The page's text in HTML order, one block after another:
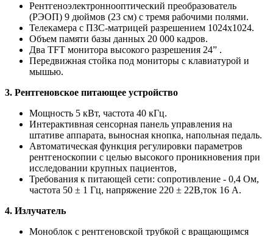
Рентгеноэлектроннооптический преобразователь
(РЭОП) 9 дюймов (23 см) с тремя рабочими полями.
Телекамера с ПЗС-матрицей разрешением 1024х1024.
Объем памяти базы данных 20 000 кадров.
Два TFT монитора высокого разрешения 24” .
Передвижная стойка под мониторы с клавиатурой и
мышью.
3. Рентгеновское питающее устройство
Мощность 5 кВт, частота 40 кГц.
Интерактивная сенсорная панель управления на
штативе аппарата, выносная кнопка, напольная педаль.
Автоматическая функция регулировки параметров
рентгеноскопии с целью высокого проникновения при
исследовании крупных пациентов,
Требования к питающей сети: сопротивление - 0,4 Ом,
частота 50 ± 1 Гц, напряжение 220 ± 22В,ток 16 А.
4. Излучатель
Моноблок с рентгеновской трубкой с вращающимся